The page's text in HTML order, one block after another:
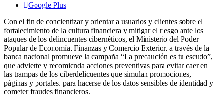
Google Plus
Con el fin de concientizar y orientar a usuarios y clientes sobre el
fortalecimiento de la cultura financiera y mitigar el riesgo ante los
ataques de los delincuentes cibernéticos, el Ministerio del Poder
Popular de Economía, Finanzas y Comercio Exterior, a través de la
banca nacional promueve la campaña “La precaución es tu escudo”,
que advierte y recomienda acciones preventivas para evitar caer en
las trampas de los ciberdelicuentes que simulan promociones,
páginas y portales, para hacerse de los datos sensibles de identidad y
cometer fraudes financieros.